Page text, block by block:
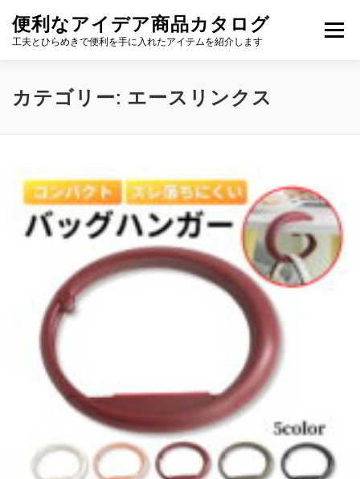
便利なアイデア商品カタログ
工夫とひらめきで便利を手に入れたアイテムを紹介します
メニュー
カテゴリー: エースリンクス